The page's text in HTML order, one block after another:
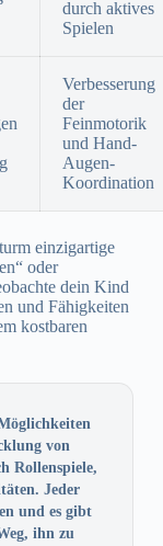
durch aktives
Spielen
Verbesserung
der
Feinmotorik
und Hand-
Augen-
Koordination
einzigartige
oder
dein Kind
und Fähigkeiten
kostbaren
von
Rollenspiele,
Jeder
und es gibt
ihn zu